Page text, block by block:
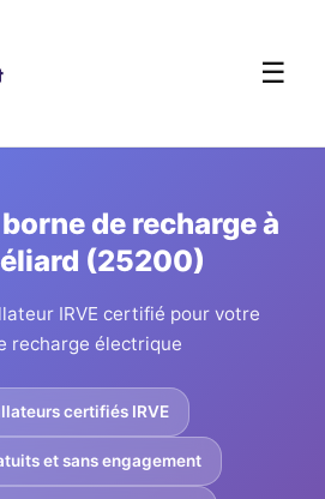
☰
de recharge à
(25200)
IRVE certifié pour votre
recharge électrique
certifiés IRVE
et sans engagement